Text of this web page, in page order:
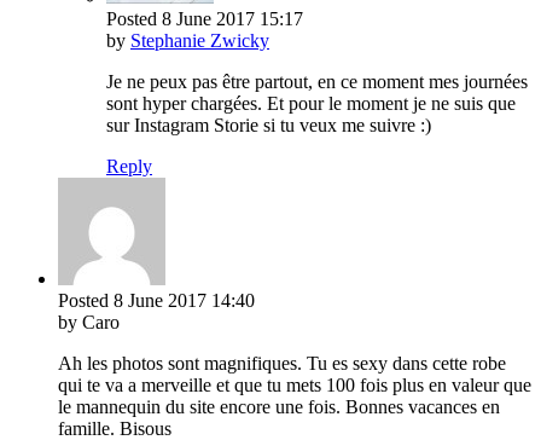
Posted 8 June 2017 15:17
by Stephanie Zwicky
Je ne peux pas être partout, en ce moment mes journées
sont hyper chargées. Et pour le moment je ne suis que
sur Instagram Storie si tu veux me suivre :)
Reply
Posted 8 June 2017 14:40
by Caro
Ah les photos sont magnifiques. Tu es sexy dans cette robe
qui te va a merveille et que tu mets 100 fois plus en valeur que
le mannequin du site encore une fois. Bonnes vacances en
famille. Bisous